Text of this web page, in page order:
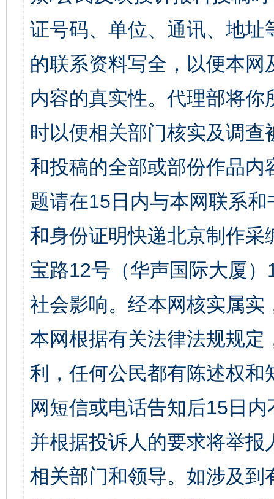
证号码、单位、通讯、地
的联系资料写全，以便本
内容的真实性。代理部将
时以便相关部门核实及调
和投稿的全部或部份作品
题请在15日内与本网联系
和身份证明快递北京制作
宝路12号（华声国际大厦
社会影响。经本网核实属
本网根据有关法律法规规
利，任何公民都有陈述权
网短信或电话告知后15日
并根据投诉人的要求将举
相关部门和领导。如涉及